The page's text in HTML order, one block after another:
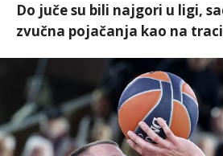
Do juče su bili najgori u ligi,
zvučna pojačanja kao na